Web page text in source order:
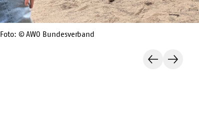
Foto: © AWO Bundesverband
VorherigeNächste